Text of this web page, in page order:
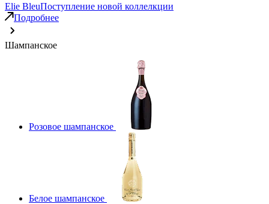
Elie BleuПоступление новой коллелкции
Подробнее
Шампанское
Розовое шампанское
Белое шампанское